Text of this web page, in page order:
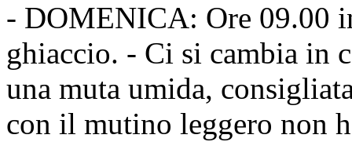
- DOMENICA: Ore 09.00
ghiaccio. - Ci si cambia in
una muta umida,
con il mutino leggero non